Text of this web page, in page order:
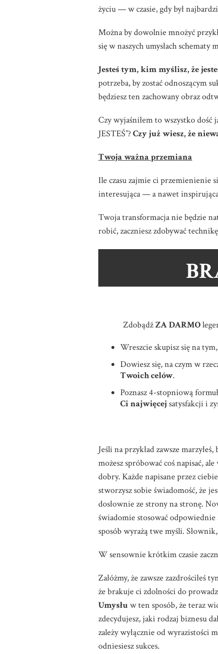
życiu — w czasie, gdy był
Można by dowolnie mnożyć
się w naszych umysłach schematy
Jesteś tym, kim myślisz, że
potrzeba, by zostać odnoszącym
będziesz ten zachowany obraz
Czy wyjaśniłem to wszystko dość
JESTEŚ”?Czy już wiesz, że
Twoja ważna przemiana
Ile czasu zajmie ci przemienienie
interesująca — a nawet
Twoja transformacja nie będzie
robić, zaczniesz zdobywać
ZdobądźZA DARMO
Wreszcie skupisz się na
Dowiesz się, na czym w
Twoich celów.
Poznasz 4-stopniową
Ci najwięcej satysfakcji i
Jeśli na przykład zawsze
możesz spróbować coś napisać,
dobry. Każde napisane przez
stworzysz sobie świadomość, że
dosłownie ze strony na stronę.
świadomie stosować
sposób wyrażą twe myśli.
W sensownie krótkim czasie
Załóżmy, że zawsze zazdrościłeś
że brakuje ci zdolności do
Umysłu w ten sposób, że teraz
zdecydujesz, jaki rodzaj biznesu
zależy wyłącznie od wyrazistości
odniesiesz sukces.